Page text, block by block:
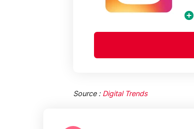
Source : Digital Trends